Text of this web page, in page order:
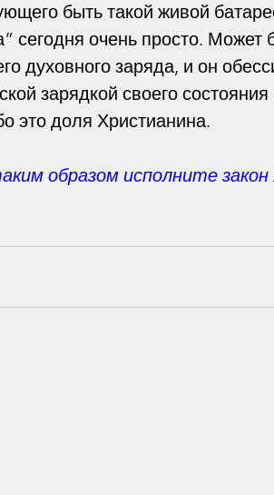
быть такой живой
сегодня очень просто. Может
духовного заряда, и он
зарядкой своего
это доля Христианина.
образом исполните